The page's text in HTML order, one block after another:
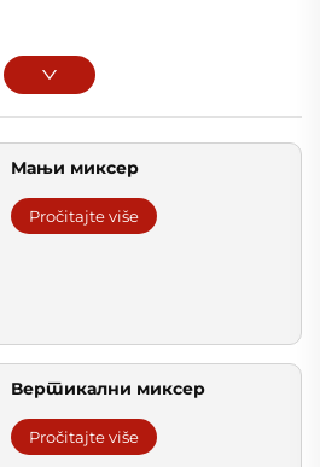
Мањи миксер
Pročitajte više
Вертикални миксер
Pročitajte više